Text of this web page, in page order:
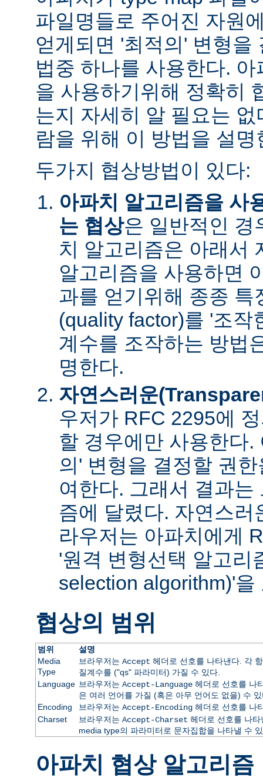
파일명들로 주어진 자원
얻게되면 '최적의' 변형을
법중 하나를 사용한다.
을 사용하기위해 정확히
는지 자세히 알 필요는
람을 위해 이 방법을 설명
두가지 협상방법이 있다:
아파치 알고리즘을 사
는 협상은 일반적인 경
치 알고리즘은 아래서
알고리즘을 사용하면
과를 얻기위해 종종 특
(quality factor)를 '조작
계수를 조작하는 방법
명한다.
자연스러운
우저가 RFC 2295에
할 경우에만 사용한다.
의' 변형을 결정할 권
여한다. 그래서 결과
즘에 달렸다. 자연스러
라우저는 아파치에게
'원격 변형선택 알고리
selection algorithm)'을
협상의 범위
범위
설명
Media
Type
브라우저는 Accept 헤더로 선호를 나타낸다. 각
질계수를 ("qs" 파라미터) 가질 수 있다.
Language 브라우저는 Accept-Language헤더로 선호를 나
은 여러 언어를 가질 (혹은 아무 언어도 없을) 수
Encoding
브라우저는 Accept-Encoding헤더로 선호를 나
Charset
브라우저는 Accept-Charset 헤더로 선호를 나
media type의 파라미터로 문자집합을 나타낼 수
아파치 협상 알고리즘